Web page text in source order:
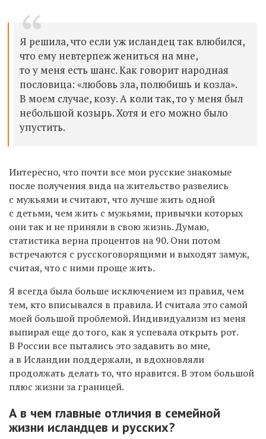
Я решила, что если уж исландец так влюбился,
что ему невтерпеж жениться на мне,
то у меня есть шанс. Как говорит народная
пословица: «любовь зла, полюбишь и козла».
В моем случае, козу. А коли так, то у меня был
небольшой козырь. Хотя и его можно было
упустить.
Интересно, что почти все мои русские знакомые
после получения вида на жительство развелись
с мужьями и считают, что лучше жить одной
с детьми, чем жить с мужьями, привычки которых
они так и не приняли в свою жизнь. Думаю,
статистика верна процентов на 90. Они потом
встречаются с русскоговорящими и выходят замуж,
считая, что с ними проще жить.
Я всегда была больше исключением из правил, чем
тем, кто вписывался в правила. И считала это самой
моей большой проблемой. Индивидуализм из меня
выпирал еще до того, как я успевала открыть рот.
В России все пытались это задавить во мне,
а в Исландии поддержали, и вдохновляли
продолжать делать то, что нравится. В этом большой
плюс жизни за границей.
А в чем главные отличия в семейной
жизни исландцев и русских?